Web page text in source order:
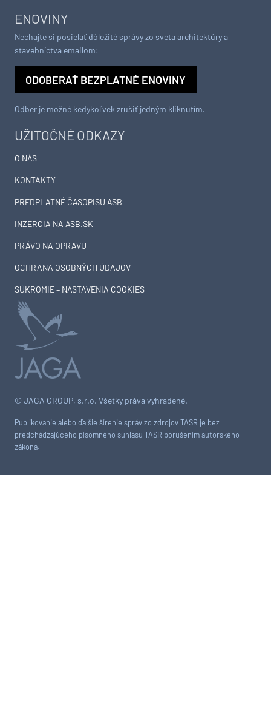
© JAGA GROUP, s.r.o. Všetky práva vyhradené.
Publikovanie alebo ďalšie šírenie správ zo zdrojov TASR je bez
predchádzajúceho písomného súhlasu TASR porušením autorského
zákona.
UŽITOČNÉ ODKAZY
O NÁS
KONTAKTY
PREDPLATNÉ ČASOPISU ASB
INZERCIA NA ASB.SK
PRÁVO NA OPRAVU
OCHRANA OSOBNÝCH ÚDAJOV
SÚKROMIE – NASTAVENIA COOKIES
ENOVINY
Nechajte si posielať dôležité správy zo sveta architektúry a
stavebníctva emailom:
ODOBERAŤ BEZPLATNÉ ENOVINY
Odber je možné kedykoľvek zrušiť jedným kliknutím.